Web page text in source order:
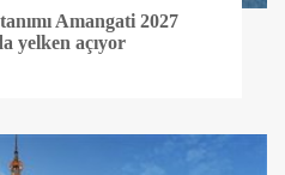
Amangati 2027
yelken açıyor